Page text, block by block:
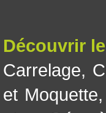
Découvrir
Carrelage,
et Moquette,